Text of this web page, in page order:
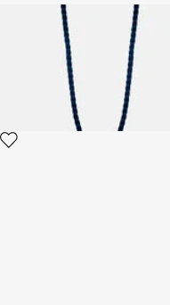
Just Cavalli Necklace
2 variantes